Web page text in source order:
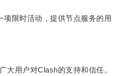
限时活动，提供节点服务的用
用户对Clash的支持和信任。